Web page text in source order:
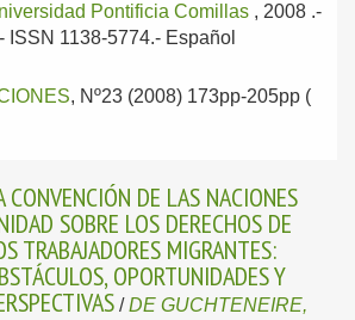
Pontificia Comillas , 2008 .-
ISSN 1138-5774.- Español
, Nº23 (2008) 173pp-205pp (
CONVENCIÓN DE LAS NACIONES
SOBRE LOS DERECHOS DE
TRABAJADORES MIGRANTES:
OPORTUNIDADES Y
/DE GUCHTENEIRE,